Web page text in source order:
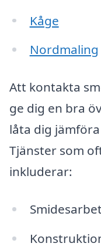
Kåge
Nordmaling
Att kontakta
ge dig en bra
låta dig
Tjänster som
inkluderar: